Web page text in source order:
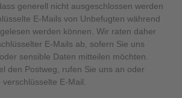
generell nicht ausgeschlossen werden
E-Mails von Unbefugten während
werden können. Wir raten daher
E-Mails ab, sofern Sie uns
sensible Daten mitteilen möchten.
den Postweg, rufen Sie uns an oder
E-Mail.